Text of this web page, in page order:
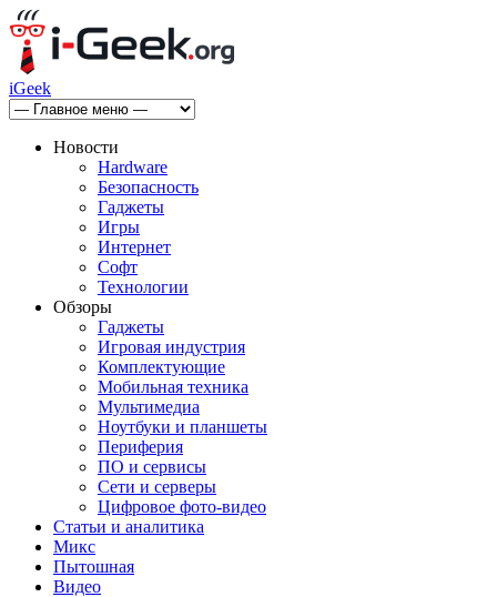
iGeek
Новости
Hardware
Безопасность
Гаджеты
Игры
Интернет
Софт
Технологии
Обзоры
Гаджеты
Игровая индустрия
Комплектующие
Мобильная техника
Мультимедиа
Ноутбуки и планшеты
Периферия
ПО и сервисы
Сети и серверы
Цифровое фото-видео
Статьи и аналитика
Микс
Пытошная
Видео